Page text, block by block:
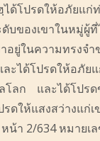
ได้โปรดให้อภัยแก่
บของเขาในหมู่ผู้
าอยู่ในความทรงจ
ะได้โปรดให้อภัยแ
โลก และได้โปรด
รดให้แสงสว่างแก่
น้า 2/634 หมายเ